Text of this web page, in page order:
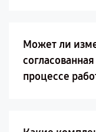
Может ли
процессе